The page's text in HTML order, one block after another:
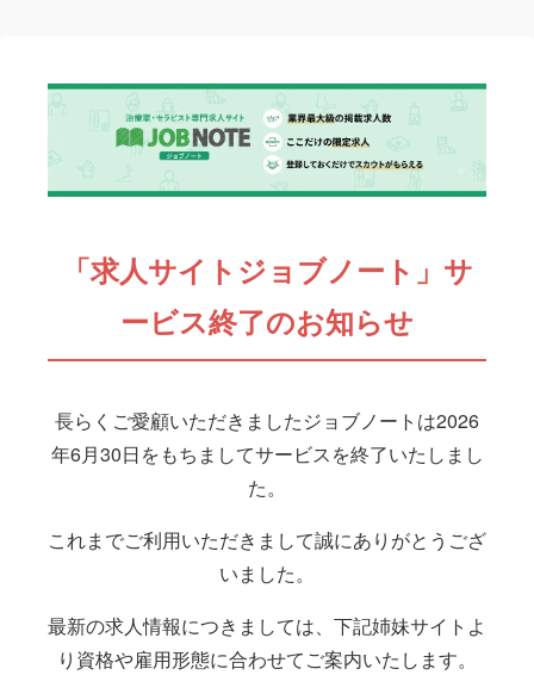
「求人サイトジョブノート」サ
ービス終了のお知らせ
長らくご愛顧いただきましたジョブノートは2026
年6月30日をもちましてサービスを終了いたしまし
た。
これまでご利用いただきまして誠にありがとうござ
いました。
最新の求人情報につきましては、下記姉妹サイトよ
り資格や雇用形態に合わせてご案内いたします。